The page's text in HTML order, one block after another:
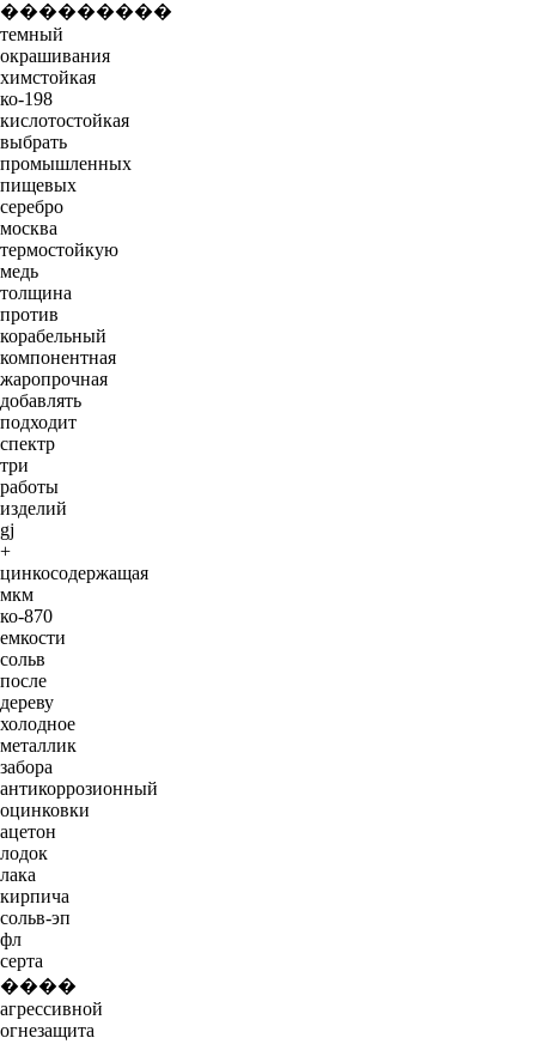
���������
темный
окрашивания
химстойкая
ко-198
кислотостойкая
выбрать
промышленных
пищевых
серебро
москва
термостойкую
медь
толщина
против
корабельный
компонентная
жаропрочная
добавлять
подходит
спектр
три
работы
изделий
gj
+
цинкосодержащая
мкм
ко-870
емкости
сольв
после
дереву
холодное
металлик
забора
антикоррозионный
оцинковки
ацетон
лодок
лака
кирпича
сольв-эп
фл
серта
����
агрессивной
огнезащита